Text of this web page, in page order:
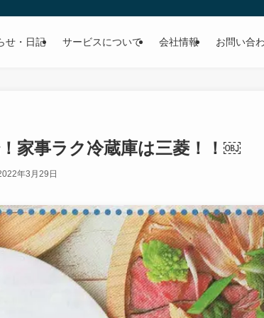
せ・日記 サービスについて 会社情報 お問い合
家事ラク冷蔵庫は三菱！！￼
年3月29日